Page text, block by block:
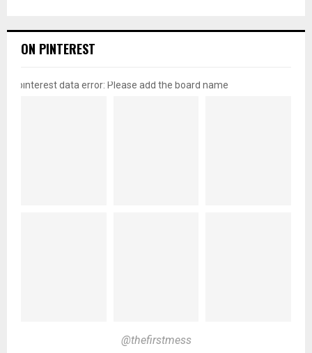
ON PINTEREST
pinterest data error: Please add the board name
@thefirstmess